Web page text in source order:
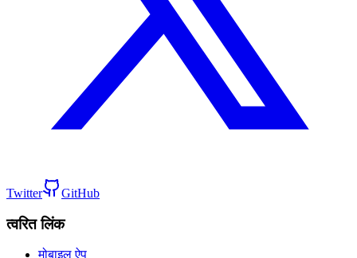
Twitter GitHub
त्वरित लिंक
मोबाइल ऐप